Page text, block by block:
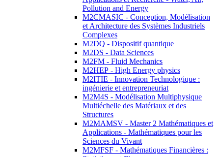
Pollution and Energy
M2CMASIC - Conception, Modélisation
et Architecture des Systèmes Industriels
Complexes
M2DQ - Dispositif quantique
M2DS - Data Sciences
M2FM - Fluid Mechanics
M2HEP - High Energy physics
M2ITIE - Innovation Technologique :
ingénierie et entrepreneuriat
M2M4S - Modélisation Multiphysique
Multiéchelle des Matériaux et des
Structures
M2MAMSV - Master 2 Mathématiques et
Applications - Mathématiques pour les
Sciences du Vivant
M2MFSF - Mathématiques Financières :